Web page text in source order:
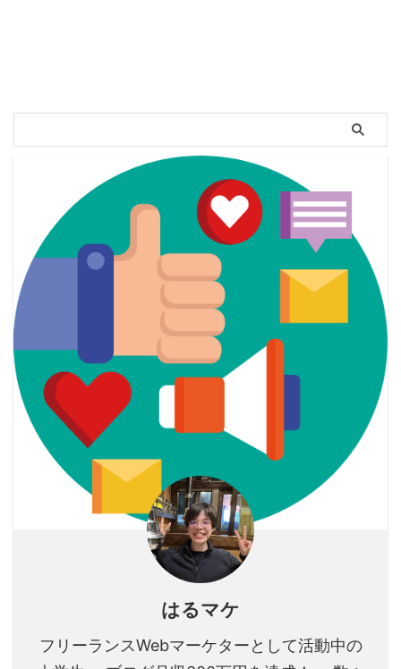
るんです！資格を持ってるだけ
で、収入が増えたら嬉しいと思い
ませんか？ そこで今回は、持っ
てるだけで金になるおすすめの資
格を、国家資格や学生向けなどの
はるマケ
フリーランスWebマーケターとして活動中の